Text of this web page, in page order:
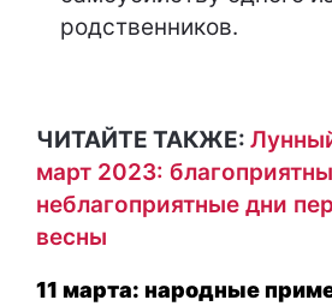
родственников.
ЧИТАЙТЕ ТАКЖЕ:
март 2023:
неблагоприятные дни
весны
11 марта: народные